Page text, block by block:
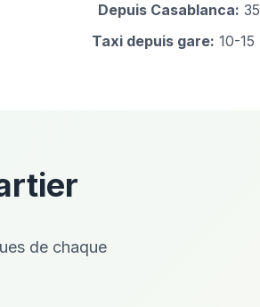
Depuis Casablanca:
Taxi depuis gare: 10-15
de chaque